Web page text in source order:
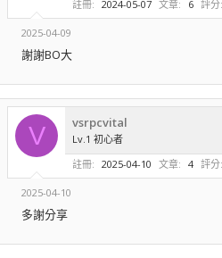
註冊
2024-05-07 文章 6 評分
2025-04-09
謝謝BO大
V vsrpcvital
Lv.1 初心者
註冊
2025-04-10 文章 4 評分
2025-04-10
多謝分享